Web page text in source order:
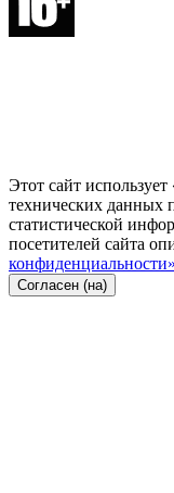
Этот сайт
технических данных
статистической
посетителей сайта
конфиденциальности»
Согласен (на)